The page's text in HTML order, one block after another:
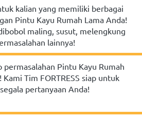
kalian yang memiliki berbagai
Pintu Kayu Rumah Lama Anda!
maling, susut, melengkung
lainnya!
permasalahan Pintu Kayu Rumah
Tim FORTRESS siap untuk
pertanyaan Anda!